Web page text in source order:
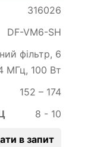
316026
DF-VM6-SH
фільтр, 6
МГц, 100 Вт
152 – 174
8 - 10
в запит